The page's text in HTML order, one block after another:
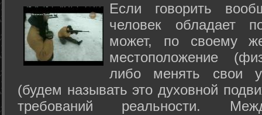
Если говорить
человек обладает
может, по своему
местоположение
либо менять свои
(будем называть это духовной
требований реальности.